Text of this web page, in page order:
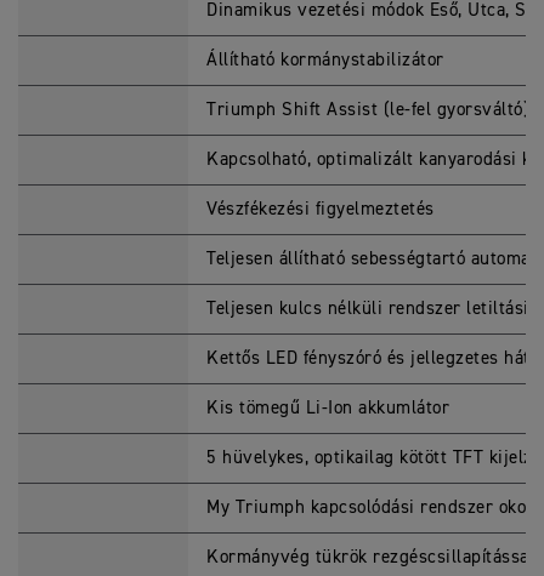
Dinamikus vezetési módok Eső, Utca,
Állítható kormánystabilizátor
Triumph Shift Assist (le-fel gyorsváltó)
Kapcsolható, optimalizált kanyarodási
Vészfékezési figyelmeztetés
Teljesen állítható sebességtartó
Teljesen kulcs nélküli rendszer letiltási
Kettős LED fényszóró és jellegzetes
Kis tömegű Li-Ion akkumlátor
5 hüvelykes, optikailag kötött TFT kijelző
My Triumph kapcsolódási rendszer
Kormányvég tükrök rezgéscsillapítással